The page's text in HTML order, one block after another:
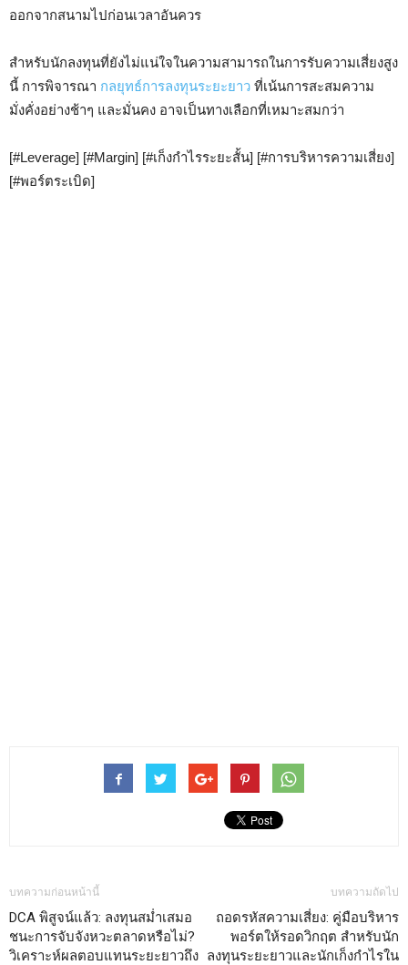
ออกจากสนามไปก่อนเวลาอันควร
สำหรับนักลงทุนที่ยังไม่แน่ใจในความสามารถในการรับความเสี่ยงสูง
นี้ การพิจารณา กลยุทธ์การลงทุนระยะยาว ที่เน้นการสะสมความ
มั่งคั่งอย่างช้าๆ และมั่นคง อาจเป็นทางเลือกที่เหมาะสมกว่า
[#Leverage] [#Margin] [#เก็งกำไรระยะสั้น] [#การบริหารความเสี่ยง]
[#พอร์ตระเบิด]
บทความก่อนหน้านี้
DCA พิสูจน์แล้ว: ลงทุนสม่ำเสมอ
ชนะการจับจังหวะตลาดหรือไม่?
วิเคราะห์ผลตอบแทนระยะยาวถึง
บทความถัดไป
ถอดรหัสความเสี่ยง: คู่มือบริหาร
พอร์ตให้รอดวิกฤต สำหรับนัก
ลงทุนระยะยาวและนักเก็งกำไรใน